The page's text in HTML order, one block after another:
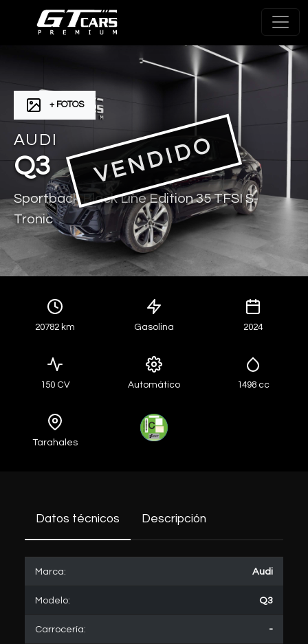
VENDIDO
+ FOTOS
AUDI
Q3
Sportback Black Line Edition 35 TFSI S-
Tronic
20782 km Gasolina 2024
150 CV Automático 1498 cc
Tarahales
Datos técnicos Descripción
Marca: Audi
Modelo: Q3
Carrocería: -